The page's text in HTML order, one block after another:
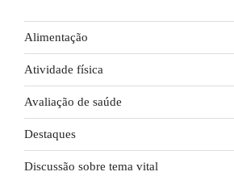
Alimentação
Atividade física
Avaliação de saúde
Destaques
Discussão sobre tema vital